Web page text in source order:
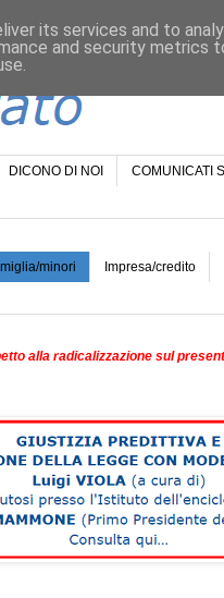
DICONO DI NOI COMUNICATI
minori Impresa/credito
alla radicalizzazione sul
its services and to
and security metrics